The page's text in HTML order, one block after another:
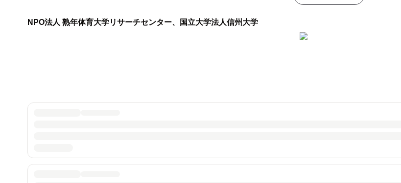
NPO法人 熟年体育大学リサーチセンター、国立大学法人信州大学